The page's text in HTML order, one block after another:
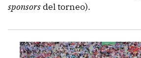
sponsors del torneo).